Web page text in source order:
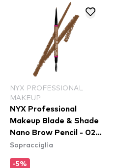
NYX PROFESSIONAL
MAKEUP
NYX Professional
Makeup Blade & Shade
Nano Brow Pencil - 02
Blonde
Sopracciglia
-5%